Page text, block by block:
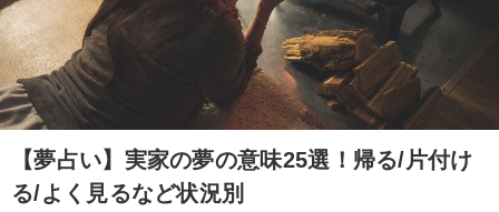
【夢占い】実家の夢の意味25選！帰る/片付け
る/よく見るなど状況別